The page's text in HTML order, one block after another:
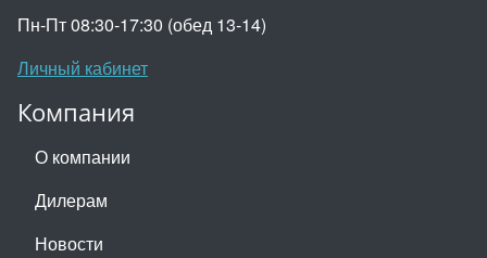
Пн-Пт 08:30-17:30 (обед 13-14)
Личный кабинет
Компания
О компании
Дилерам
Новости